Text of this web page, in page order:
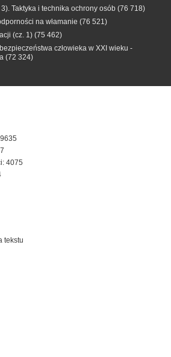
Taktyka i technika ochrony osób (76 718)
na włamanie (76 521)
(cz. 1) (75 462)
człowieka w XXI wieku -
(72 324)
4075
tekstu